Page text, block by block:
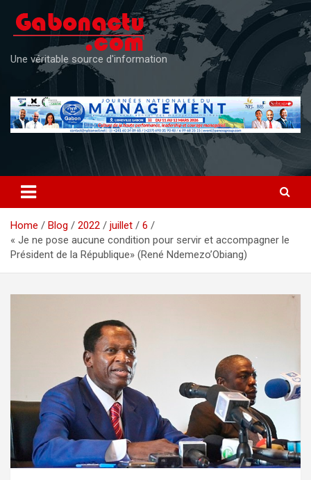
content
Une véritable source d'information
Home Blog 2022 juillet
6
« Je ne pose aucune condition pour servir et accompagner le
Président de la République» (René Ndemezo’Obiang)